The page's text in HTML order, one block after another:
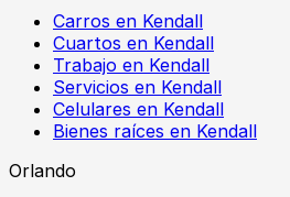
Carros en Kendall
Cuartos en Kendall
Trabajo en Kendall
Servicios en Kendall
Celulares en Kendall
Bienes raíces en Kendall
Orlando